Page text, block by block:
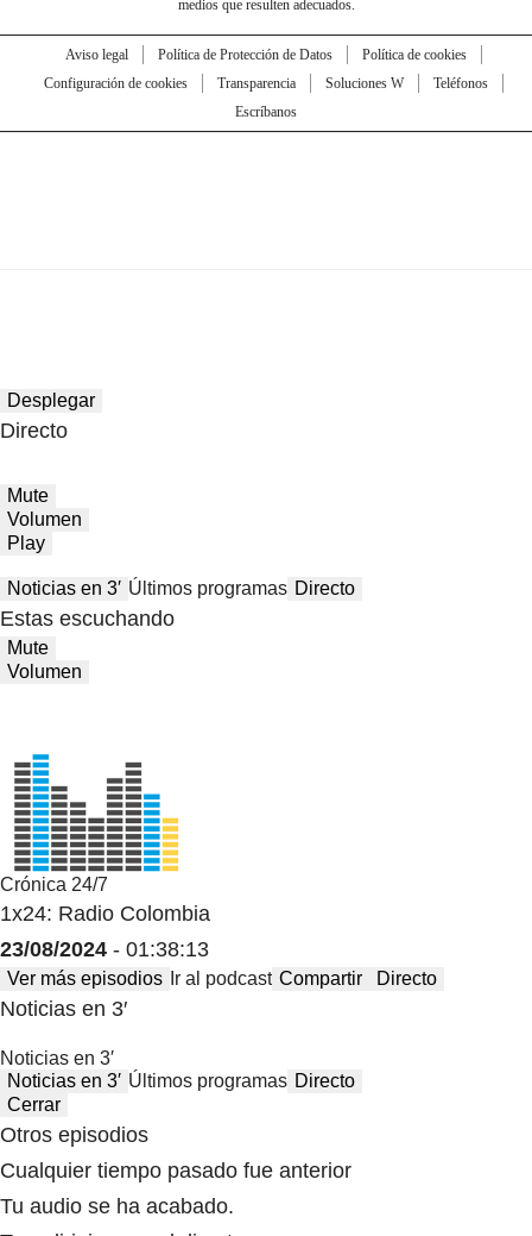
medios que resulten adecuados.
Aviso legal Política de Protección de Datos
Política de cookies
Configuración de cookies
Transparencia Soluciones W
Teléfonos
Escríbanos
Desplegar
Directo
Mute
Volumen
Play
Noticias en 3′ Últimos programas Directo
Estas escuchando
Mute
Volumen
Crónica 24/7
1x24: Radio Colombia
23/08/2024 - 01:38:13
Ver más episodios Ir al podcast Compartir Directo
Noticias en 3′
Noticias en 3′
Noticias en 3′ Últimos programas Directo
Cerrar
Otros episodios
Cualquier tiempo pasado fue anterior
Tu audio se ha acabado.